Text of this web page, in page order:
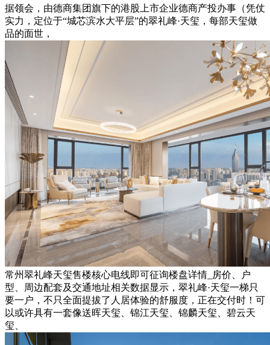
据领会，由德商集团旗下的港股上市企业德商产投办事（凭仗
实力，定位于“城芯滨水大平层”的翠礼峰·天玺，每部天玺做
品的面世，
常州翠礼峰天玺售楼核心电线即可征询楼盘详情_房价、户
型、周边配套及交通地址相关数据显示，翠礼峰·天玺一梯只
要一户，不只全面提拔了人居体验的舒服度，正在交付时！可
以或许具有一套像送晖天玺、锦江天玺、锦麟天玺、碧云天
玺、